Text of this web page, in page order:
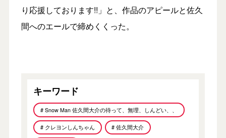
り応援しております!!」と、作品のアピールと佐久
間へのエールで締めくくった。
キーワード
# Snow Man 佐久間大介の待って、無理、しんどい、、
# クレヨンしんちゃん # 佐久間大介